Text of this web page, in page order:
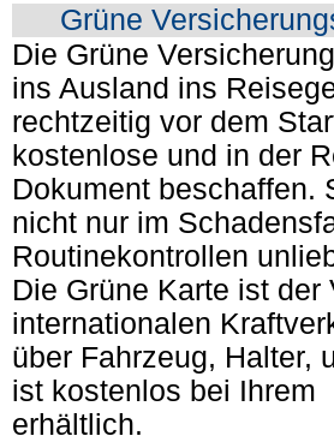
Grüne
Die Grüne
ins Ausland ins
rechtzeitig vor dem
kostenlose und in der
Dokument beschaffen.
nicht nur im
Routinekontrollen
Die Grüne Karte ist
internationalen
über Fahrzeug, Halter,
ist kostenlos bei Ihrem
erhältlich.